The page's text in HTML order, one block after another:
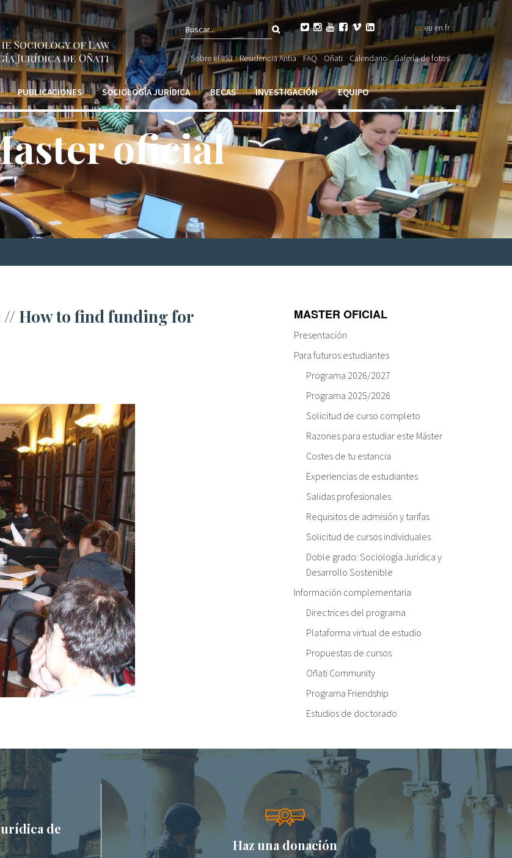
Formulario de
búsqueda
Buscar
       eseu en fr
Sobre el IISJ Residencia Antia FAQ Oñati Calendario Galería de fotos
PUBLICACIONES SOCIOLOGÍA JURÍDICA BECAS INVESTIGACIÓN EQUIPO
oficial
MASTER OFICIAL
Presentación
Para futuros estudiantes
Programa 2026/2027
Programa 2025/2026
Solicitud de curso completo
Razones para estudiar este Máster
Costes de tu estancia
Experiencias de estudiantes
Salidas profesionales
Requisitos de admisión y tarifas
Solicitud de cursos individuales
Doble grado: Sociología Jurídica y
Desarrollo Sostenible
Información complementaria
Directrices del programa
Plataforma virtual de estudio
Propuestas de cursos
Oñati Community
Programa Friendship
Estudios de doctorado
de
Haz una donación